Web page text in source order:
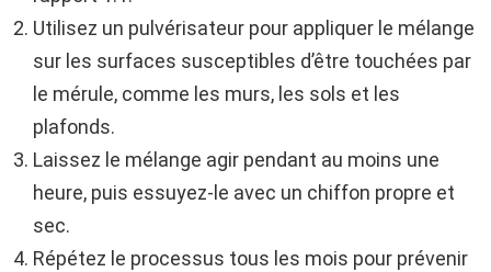
Utilisez un pulvérisateur pour appliquer le mélange
sur les surfaces susceptibles d’être touchées par
le mérule, comme les murs, les sols et les
plafonds.
Laissez le mélange agir pendant au moins une
heure, puis essuyez-le avec un chiffon propre et
sec.
Répétez le processus tous les mois pour prévenir